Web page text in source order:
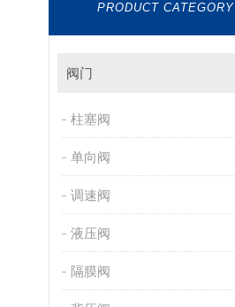
PRODUCT CATEGORY
阀门
柱塞阀
单向阀
调速阀
液压阀
隔膜阀